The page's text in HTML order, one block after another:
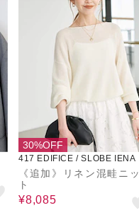
30%OFF
417 EDIFICE / SLOBE IENA
《追加》リネン混畦ニッ
ト
¥8,085